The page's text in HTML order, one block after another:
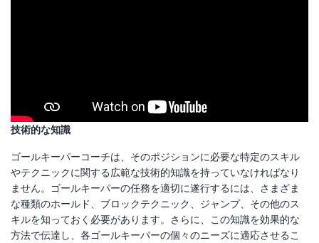
技術的な知識
ゴールキーパーコーチは、そのポジションに必要な特定のスキル
やテクニックに関する広範な技術的知識を持っていなければなり
ません。ゴールキーパーの任務を適切に遂行するには、さまざま
な種類のホールド、ブロックテクニック、ジャンプ、その他のス
キルを知っておく必要があります。さらに、この知識を効果的な
方法で伝達し、各ゴールキーパーの個々のニーズに適応させるこ